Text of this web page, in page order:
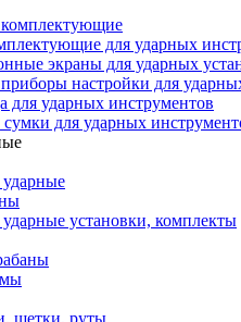
для ударных
экраны для ударных
настройки для
для ударных инструментов
для ударных
установки, комплекты
щетки, руты